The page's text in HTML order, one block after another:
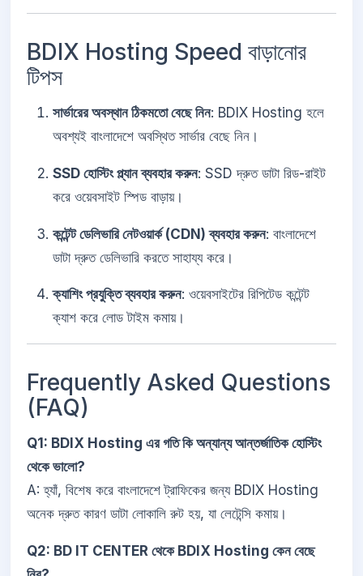
BDIX Hosting Speed বাড়ানোর
টিপস
সার্ভারের অবস্থান ঠিকমতো বেছে নিন: BDIX Hosting হলে
অবশ্যই বাংলাদেশে অবস্থিত সার্ভার বেছে নিন।
SSD হোস্টিং প্ল্যান ব্যবহার করুন: SSD দ্রুত ডাটা রিড-রাইট
করে ওয়েবসাইট স্পিড বাড়ায়।
কন্টেন্ট ডেলিভারি নেটওয়ার্ক (CDN) ব্যবহার করুন: বাংলাদেশে
ডাটা দ্রুত ডেলিভারি করতে সাহায্য করে।
ক্যাশিং প্রযুক্তি ব্যবহার করুন: ওয়েবসাইটের রিপিটেড কন্টেন্ট
ক্যাশ করে লোড টাইম কমায়।
Frequently Asked Questions
(FAQ)
Q1: BDIX Hosting এর গতি কি অন্যান্য আন্তর্জাতিক হোস্টিং
থেকে ভালো?
A: হ্যাঁ, বিশেষ করে বাংলাদেশে ট্রাফিকের জন্য BDIX Hosting
অনেক দ্রুত কারণ ডাটা লোকালি রুট হয়, যা লেটেন্সি কমায়।
Q2: BD IT CENTER থেকে BDIX Hosting কেন বেছে